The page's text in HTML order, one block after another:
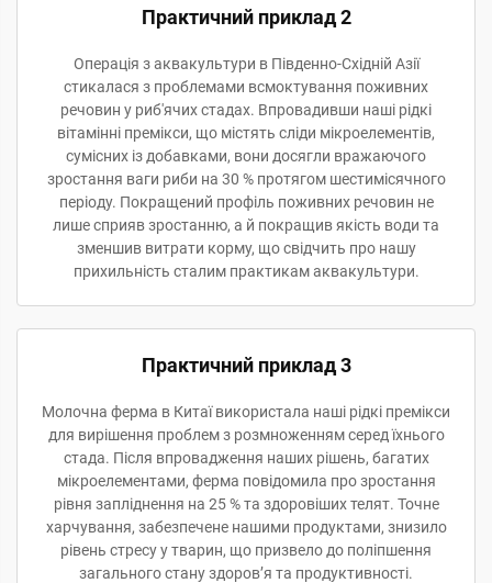
Практичний приклад 2
Операція з аквакультури в Південно-Східній Азії
стикалася з проблемами всмоктування поживних
речовин у риб'ячих стадах. Впровадивши наші рідкі
вітамінні премікси, що містять сліди мікроелементів,
сумісних із добавками, вони досягли вражаючого
зростання ваги риби на 30 % протягом шестимісячного
періоду. Покращений профіль поживних речовин не
лише сприяв зростанню, а й покращив якість води та
зменшив витрати корму, що свідчить про нашу
прихильність сталим практикам аквакультури.
Практичний приклад 3
Молочна ферма в Китаї використала наші рідкі премікси
для вирішення проблем з розмноженням серед їхнього
стада. Після впровадження наших рішень, багатих
мікроелементами, ферма повідомила про зростання
рівня запліднення на 25 % та здоровіших телят. Точне
харчування, забезпечене нашими продуктами, знизило
рівень стресу у тварин, що призвело до поліпшення
загального стану здоров’я та продуктивності.